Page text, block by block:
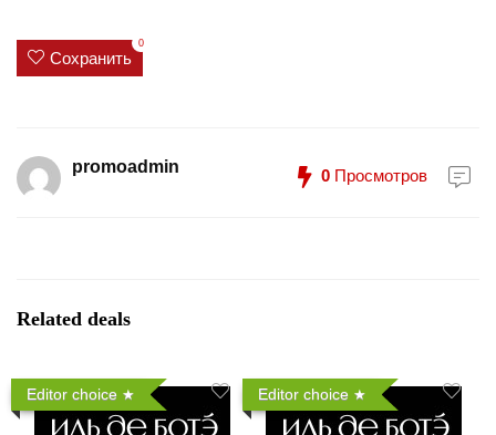
Сохранить
0
promoadmin 0 Просмотров
Related deals
Editor choice Editor choice